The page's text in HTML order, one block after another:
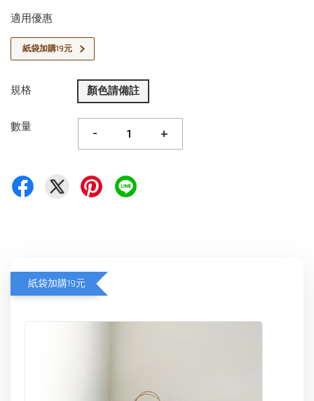
適用優惠
紙袋加購19元
規格 顏色請備註
數量 - +
紙袋加購19元